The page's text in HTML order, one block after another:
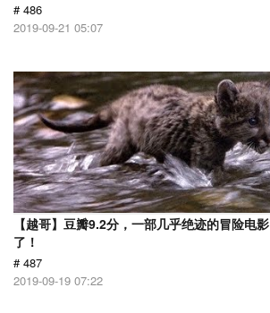
# 486
2019-09-21 05:07
【越哥】豆瓣9.2分，一部几乎绝迹的冒险电
了！
# 487
2019-09-19 07:22